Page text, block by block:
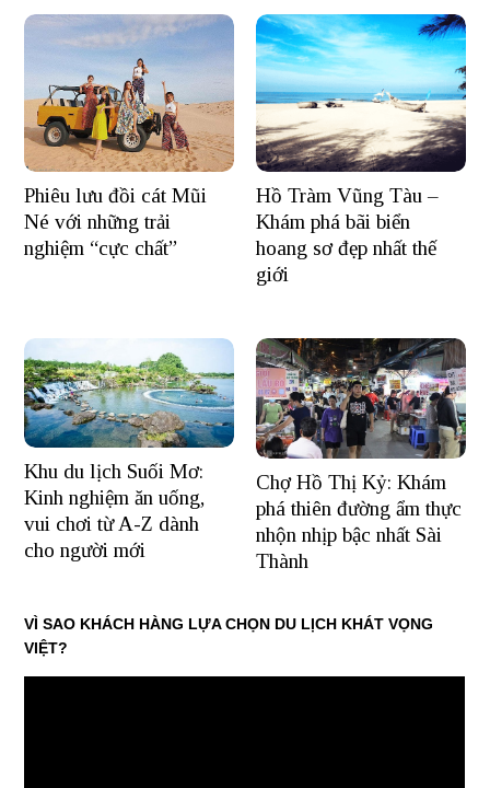
Phiêu lưu đồi cát Mũi
Né với những trải
nghiệm “cực chất”
Hồ Tràm Vũng Tàu –
Khám phá bãi biển
hoang sơ đẹp nhất thế
giới
Khu du lịch Suối Mơ:
Kinh nghiệm ăn uống,
vui chơi từ A-Z dành
cho người mới
Chợ Hồ Thị Kỷ: Khám
phá thiên đường ẩm thực
nhộn nhịp bậc nhất Sài
Thành
VÌ SAO KHÁCH HÀNG LỰA CHỌN DU LỊCH KHÁT VỌNG
VIỆT?